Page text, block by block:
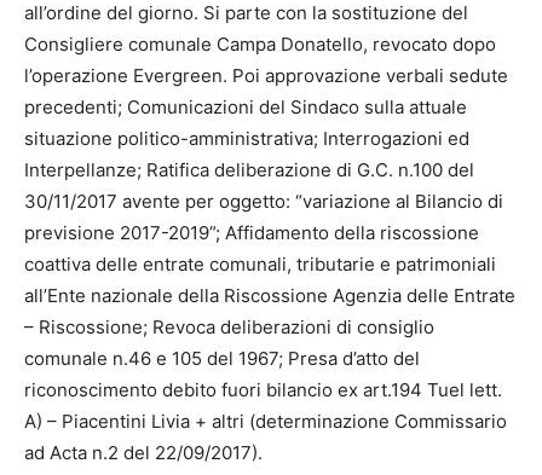
all’ordine del giorno. Si parte con la sostituzione del
Consigliere comunale Campa Donatello, revocato dopo
l’operazione Evergreen. Poi approvazione verbali sedute
precedenti; Comunicazioni del Sindaco sulla attuale
situazione politico-amministrativa; Interrogazioni ed
Interpellanze; Ratifica deliberazione di G.C. n.100 del
30/11/2017 avente per oggetto: “variazione al Bilancio di
previsione 2017-2019”; Affidamento della riscossione
coattiva delle entrate comunali, tributarie e patrimoniali
all’Ente nazionale della Riscossione Agenzia delle Entrate
– Riscossione; Revoca deliberazioni di consiglio
comunale n.46 e 105 del 1967; Presa d’atto del
riconoscimento debito fuori bilancio ex art.194 Tuel lett.
A) – Piacentini Livia + altri (determinazione Commissario
ad Acta n.2 del 22/09/2017).